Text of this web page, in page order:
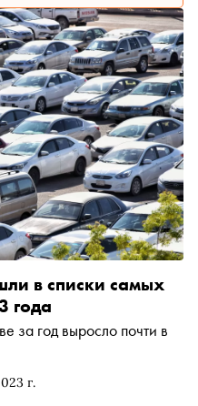
г.
в списки самых
года
за год выросло почти в